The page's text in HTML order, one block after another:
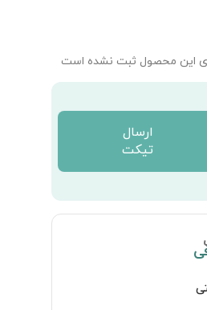
این محصول ثبت نشده است
ارسال
تیکت